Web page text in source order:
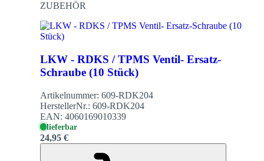
ZUBEHÖR
LKW - RDKS / TPMS Ventil- Ersatz-
Schraube (10 Stück)
Artikelnummer: 609-RDK204
HerstellerNr.: 609-RDK204
EAN: 4060169010339
lieferbar
24,95 €